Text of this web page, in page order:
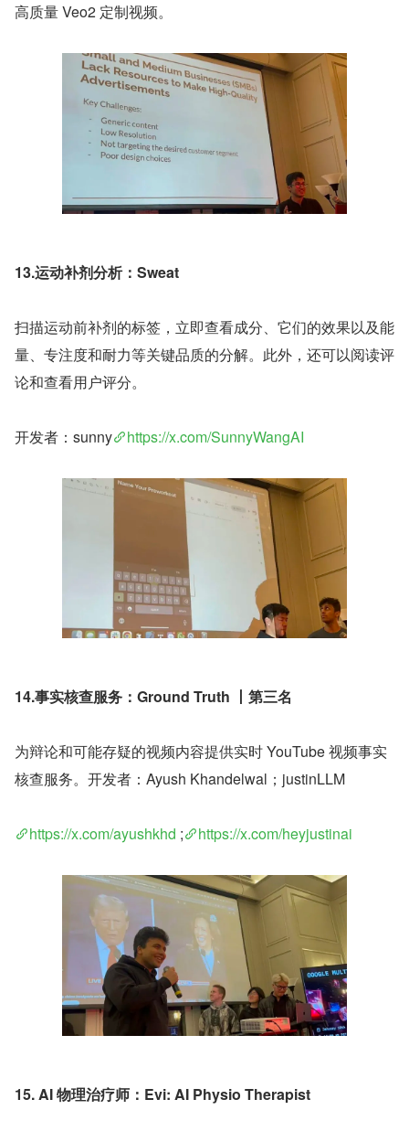
高质量 Veo2 定制视频。
13.运动补剂分析：Sweat
扫描运动前补剂的标签，立即查看成分、它们的效果以及能
量、专注度和耐力等关键品质的分解。此外，还可以阅读评
论和查看用户评分。
开发者：sunny https://x.com/SunnyWangAI
14.事实核查服务：Ground Truth 丨第三名
为辩论和可能存疑的视频内容提供实时 YouTube 视频事实
核查服务。开发者：Ayush Khandelwal；justinLLM
https://x.com/ayushkhd ; https://x.com/heyjustinai
15. AI 物理治疗师：Evi: AI Physio Therapist